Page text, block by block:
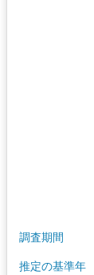
調査期間
推定の基準年